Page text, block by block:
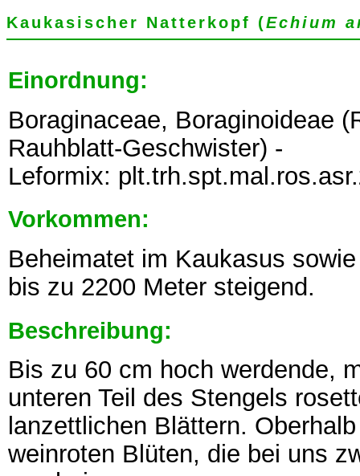
Kaukasischer Natterkopf (Echium
Einordnung:
Boraginaceae, Boraginoideae
Rauhblatt-Geschwister) -
Leformix:
Vorkommen:
Beheimatet im Kaukasus
bis zu 2200 Meter steigend.
Beschreibung:
Bis zu 60 cm hoch werdende,
unteren Teil des Stengels
lanzettlichen Blättern.
weinroten Blüten, die bei uns